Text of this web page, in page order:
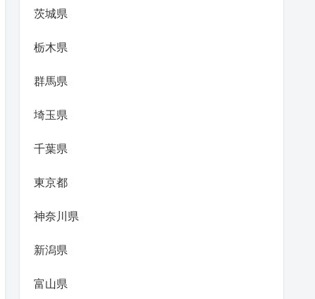
茨城県
栃木県
群馬県
埼玉県
千葉県
東京都
神奈川県
新潟県
富山県